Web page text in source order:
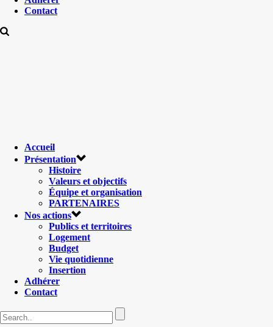
Contact
Accueil
Présentation
Histoire
Valeurs et objectifs
Équipe et organisation
PARTENAIRES
Nos actions
Publics et territoires
Logement
Budget
Vie quotidienne
Insertion
Adhérer
Contact